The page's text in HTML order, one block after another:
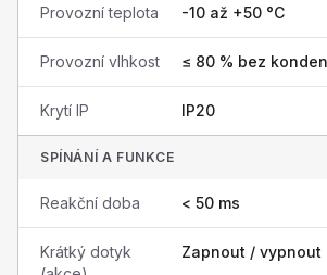
Provozní teplota -10 až +50 °C
Provozní vlhkost ≤ 80 % bez
Krytí IP IP20
SPÍNÁNÍ A FUNKCE
Reakční doba < 50 ms
Krátký dotyk
Zapnout / vypnout